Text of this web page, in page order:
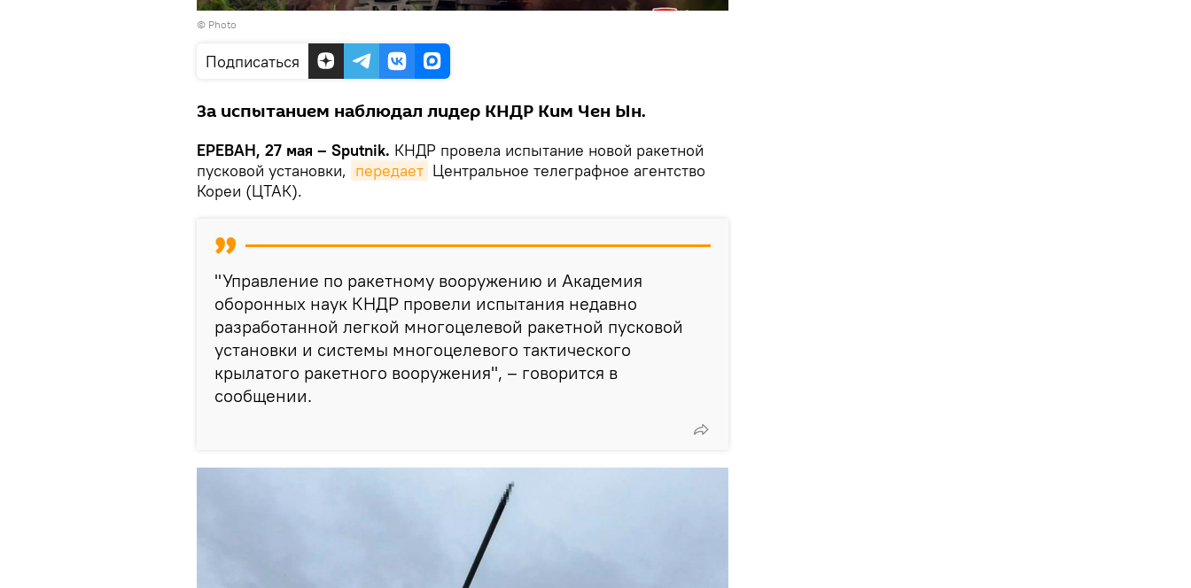
© Photo
Подписаться
За испытанием наблюдал лидер КНДР Ким Чен Ын.
ЕРЕВАН, 27 мая – Sputnik. КНДР провела испытание новой ракетной
пусковой установки, передает Центральное телеграфное агентство
Кореи (ЦТАК).
"Управление по ракетному вооружению и Академия
оборонных наук КНДР провели испытания недавно
разработанной легкой многоцелевой ракетной пусковой
установки и системы многоцелевого тактического
крылатого ракетного вооружения", – говорится в
сообщении.